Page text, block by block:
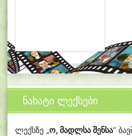
ნახატი ლექსები
ლექსზე „ო, მადლსა შენსა“